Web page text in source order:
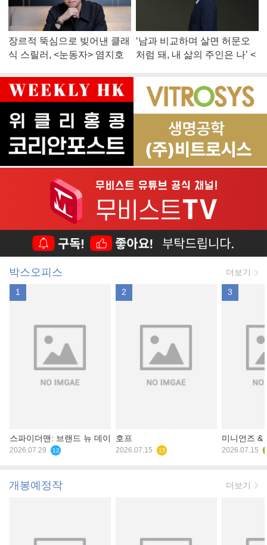
장르적 뚝심으로 빚어낸 클래
식 스릴러, <눈동자> 염지호
‘남과 비교하며 살면 허문오
처럼 돼, 내 삶의 주인은 나’ <
박스오피스 더보기
1
스파이더맨: 브랜드 뉴 데이
2026.07.29 12
2
호프
2026.07.15 15
3
미니언즈 &
2026.07.15
개봉예정작 더보기